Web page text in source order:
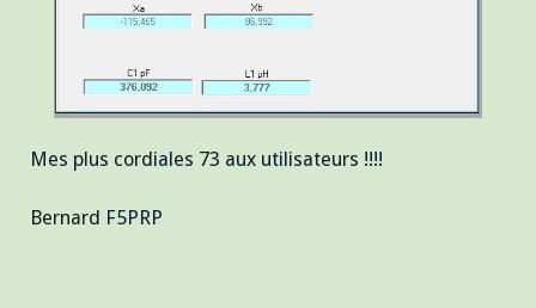
Mes plus cordiales 73 aux utilisateurs !!!!
Bernard F5PRP